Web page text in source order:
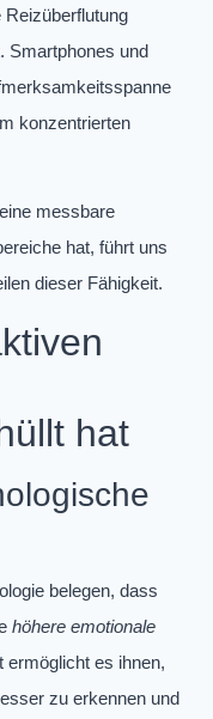
Reizüberflutung
Smartphones und
konzentrierten
messbare
hat, führt uns
dieser Fähigkeit.
hat
belegen, dass
höhere emotionale
ermöglicht es ihnen,
zu erkennen und